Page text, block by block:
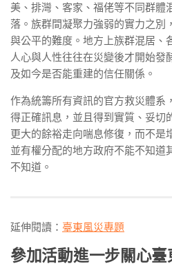
美、排灣、客家、福佬等不同群體
落。族群間凝聚力強弱的實力之別
與公平的難度。地方上族群混居、
人心與人性往往在災變後才開始發
及如今是否能重建的信任關係。
作為統籌所有資訊的官方救災體系
得正確訊息，並且得到實質、妥切
更大的餘裕走向喘息修復，而不是
並有權分配的地方政府不能不知道
不知道。
延伸閱讀： 臺東風災專題
參加活動進一步關心臺